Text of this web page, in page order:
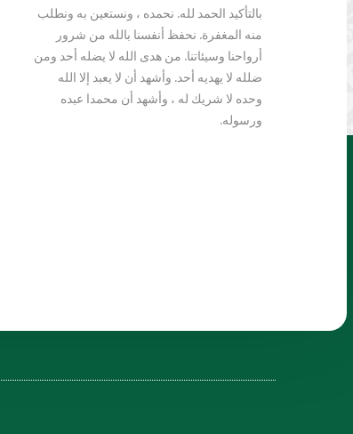
بالتأكيد الحمد لله. نحمده ، ونستعين به ونطلب
منه المغفرة. نحفظ أنفسنا بالله من شرور
أرواحنا وسيئاتنا. من هدى الله لا يضله أحد ومن
ضلله لا يهديه أحد. وأشهد أن لا يعبد إلا الله
وحده لا شريك له ، وأشهد أن محمدا عبده
ورسوله.